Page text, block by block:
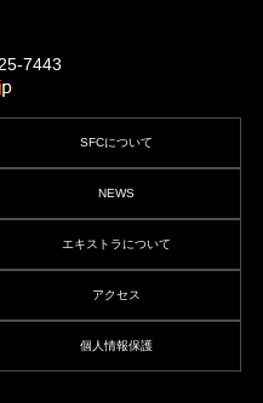
7443
SFCについて
NEWS
エキストラについて
アクセス
個人情報保護